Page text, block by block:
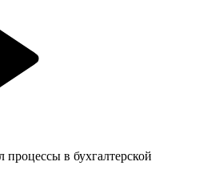
в бухгалтерской